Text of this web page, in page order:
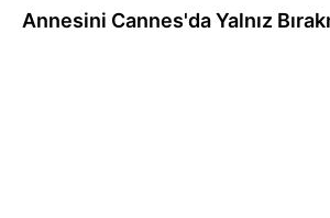
Annesini Cannes'da Yalnız